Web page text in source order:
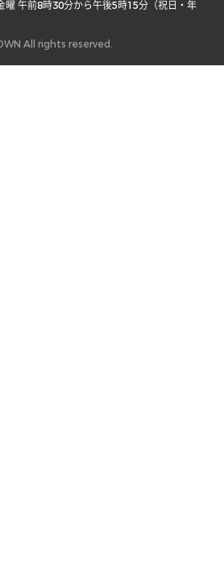
曜 午前8時30分から午後5時15分（祝日・年
All rights reserved.